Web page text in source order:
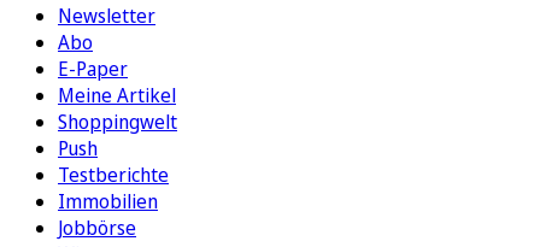
Newsletter
Abo
E-Paper
Meine Artikel
Shoppingwelt
Push
Testberichte
Immobilien
Jobbörse